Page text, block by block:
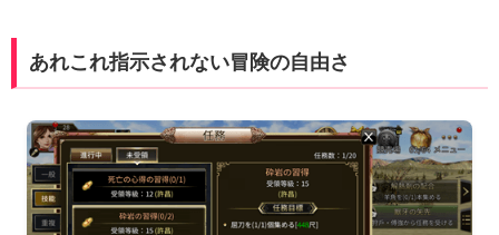
あれこれ指示されない冒険の自由さ